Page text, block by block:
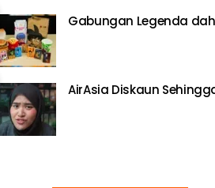
Gabungan Legenda
AirAsia Diskaun